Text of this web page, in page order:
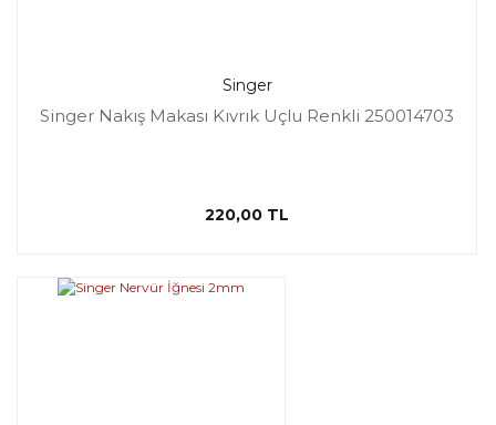
Singer
Singer Nakış Makası Kıvrık Uçlu Renkli 250014703
220,00 TL